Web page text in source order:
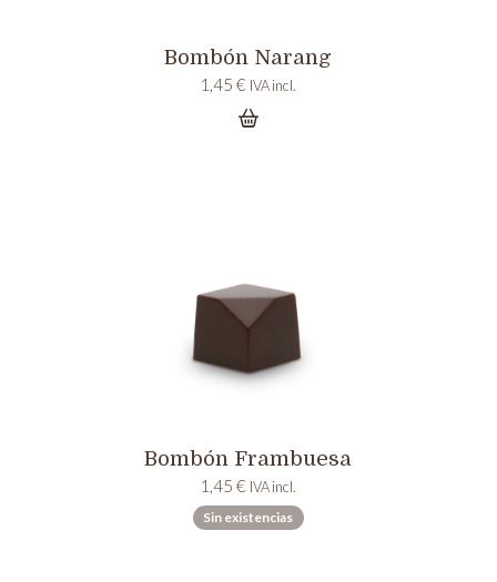
Bombón Narang
1,45€ IVA incl.
Bombón Frambuesa
1,45€ IVA incl.
Sin existencias